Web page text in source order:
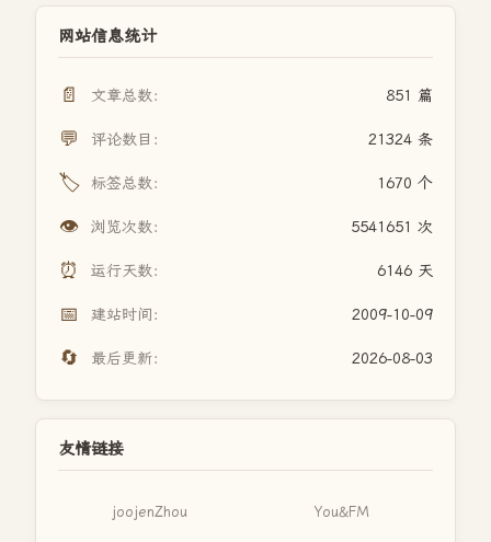
网站信息统计
📄 文章总数： 851 篇
💬 评论数目： 21324 条
🏷️ 标签总数： 1670 个
👁️ 浏览次数： 5541651 次
⏰ 运行天数： 6146 天
📅 建站时间： 2009-10-09
🔄 最后更新： 2026-08-03
友情链接
joojenZhou You&FM